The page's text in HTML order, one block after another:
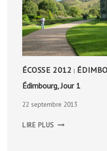
ÉCOSSE 2012 |
Édimbourg, Jour 1
22 septembre 2013
LIRE PLUS JOUR